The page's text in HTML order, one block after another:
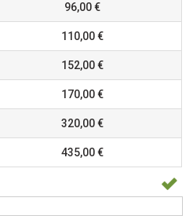
96,00 €
110,00 €
152,00 €
170,00 €
320,00 €
435,00 €